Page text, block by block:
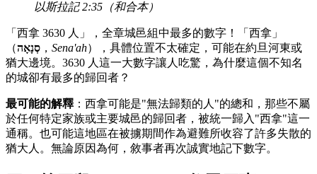
以斯拉記 2:35（和合本）
「西拿 3630 人」，全章城邑組中最多的數字！「西拿」
（סְנָאָה ， Sena'ah），具體位置不太確定，可能在約旦河東或
猶大邊境。3630 人這一大數字讓人吃驚，為什麼這個不知名
的城卻有最多的歸回者？
最可能的解釋 ：西拿可能是"無法歸類的人"的總和，那些不屬
於任何特定家族或主要城邑的歸回者，被統一歸入"西拿"這一
通稱。也可能這地區在被擄期間作為避難所收容了許多失散的
猶大人。無論原因為何，敘事者再次誠實地記下數字。